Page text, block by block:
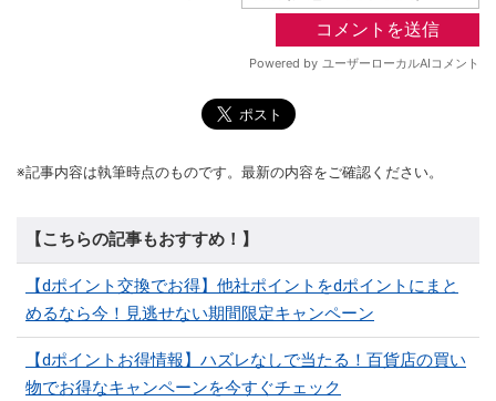
※記事内容は執筆時点のものです。最新の内容をご確認ください。
【こちらの記事もおすすめ！】
【dポイント交換でお得】他社ポイントをdポイントにまと
めるなら今！見逃せない期間限定キャンペーン
【dポイントお得情報】ハズレなしで当たる！百貨店の買い
物でお得なキャンペーンを今すぐチェック